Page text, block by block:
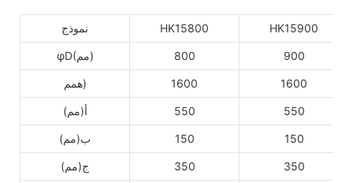
نموذج HK15800 HK15900
φD(مم) 800 900
همم) 1600 1600
أ(مم) 550 550
ب(مم) 150 150
ج(مم) 350 350